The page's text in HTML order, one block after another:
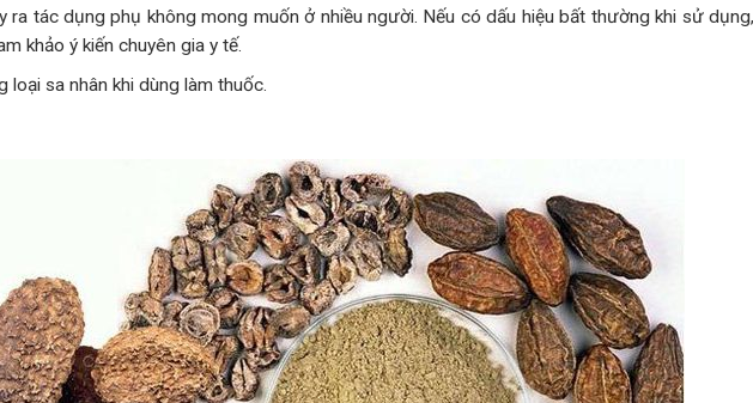
ra tác dụng phụ không mong muốn ở nhiều người. Nếu có dấu hiệu bất thường khi sử dụng,
khảo ý kiến ​​chuyên gia y tế.
loại sa nhân khi dùng làm thuốc.